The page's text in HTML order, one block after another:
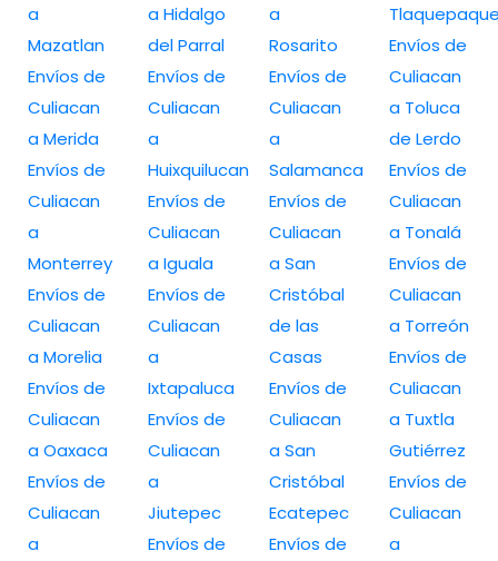
a
Mazatlan
Envíos de
Culiacan
a Merida
Envíos de
Culiacan
a
Monterrey
Envíos de
Culiacan
a Morelia
Envíos de
Culiacan
a Oaxaca
Envíos de
Culiacan
a
a Hidalgo
del Parral
Envíos de
Culiacan
a
Huixquilucan
Envíos de
Culiacan
a Iguala
Envíos de
Culiacan
a
Ixtapaluca
Envíos de
Culiacan
a
Jiutepec
Envíos de
a
Rosarito
Envíos de
Culiacan
a
Salamanca
Envíos de
Culiacan
a San
Cristóbal
de las
Casas
Envíos de
Culiacan
a San
Cristóbal
Ecatepec
Envíos de
Envíos de
Culiacan
a Toluca
de Lerdo
Envíos de
Culiacan
a Tonalá
Envíos de
Culiacan
a Torreón
Envíos de
Culiacan
a Tuxtla
Gutiérrez
Envíos de
Culiacan
a